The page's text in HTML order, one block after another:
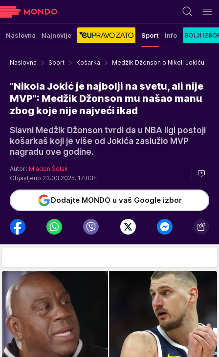
Naslovna Najnovije Sport Info
Naslovna Sport Košarka Medžik Džonson o Nikoli Jokiću
"Nikola Jokić je najbolji na svetu, ali nije
MVP": Medžik Džonson mu našao manu
zbog koje nije najveći ikad
Slavni Medžik Džonson tvrdi da u NBA ligi postoji
košarkaš koji je više od Jokića zaslužio MVP
nagradu ove godine.
Autor: Mladen Šolak
Objavljeno 23.03.2025. 17:03h
Dodajte MONDO u vaš Google izbor